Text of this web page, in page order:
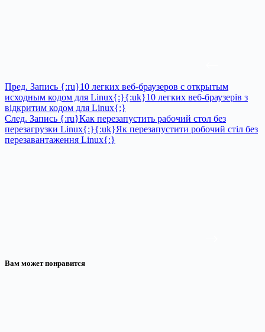
Пред. Запись {:ru}10 легких веб-браузеров с открытым
исходным кодом для Linux{:}{:uk}10 легких веб-браузерів з
відкритим кодом для Linux{:}
След. Запись {:ru}Как перезапустить рабочий стол без
перезагрузки Linux{:}{:uk}Як перезапустити робочий стіл без
перезавантаження Linux{:}
Вам может понравится